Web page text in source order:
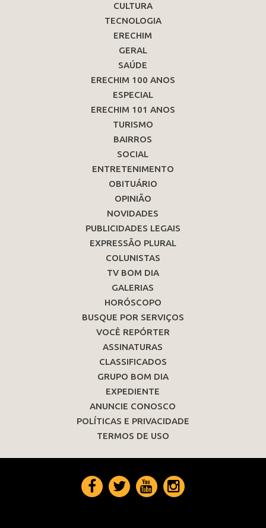
CULTURA
TECNOLOGIA
ERECHIM
GERAL
SAÚDE
ERECHIM 100 ANOS
ESPECIAL
ERECHIM 101 ANOS
TURISMO
BAIRROS
SOCIAL
ENTRETENIMENTO
OBITUÁRIO
OPINIÃO
NOVIDADES
PUBLICIDADES LEGAIS
EXPRESSÃO PLURAL
COLUNISTAS
TV BOM DIA
GALERIAS
HORÓSCOPO
BUSQUE POR SERVIÇOS
VOCÊ REPÓRTER
ASSINATURAS
CLASSIFICADOS
GRUPO BOM DIA
EXPEDIENTE
ANUNCIE CONOSCO
POLÍTICAS E PRIVACIDADE
TERMOS DE USO